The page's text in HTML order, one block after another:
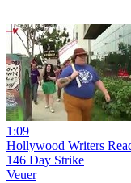
1:09
Hollywood Writers
146 Day Strike
Veuer